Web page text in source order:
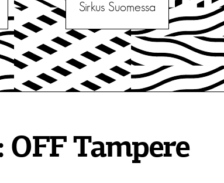
Sirkus Suomessa
OFF Tampere